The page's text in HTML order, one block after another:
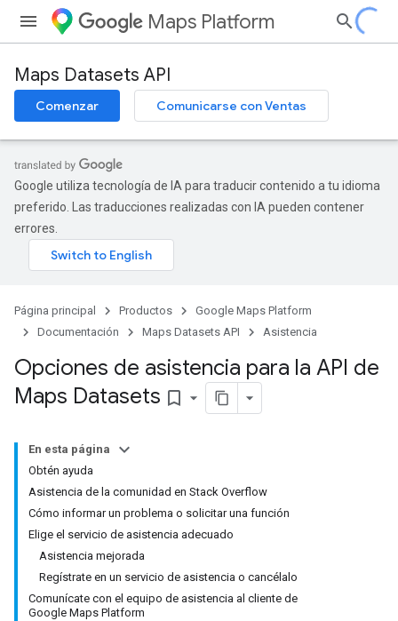
Maps Platform
Maps Datasets API
Comenzar Comunicarse con Ventas
Google utiliza tecnología de IA para traducir contenido a tu idioma
preferido. Las traducciones realizadas con IA pueden contener
errores.
Página principal Productos
Google Maps Platform
Documentación
Maps Datasets API Asistencia
Opciones de asistencia para la API de
Maps Datasets bookmark_border
En esta página
Obtén ayuda
Asistencia de la comunidad en Stack Overflow
Cómo informar un problema o solicitar una función
Elige el servicio de asistencia adecuado
Asistencia mejorada
Regístrate en un servicio de asistencia o cancélalo
Comunícate con el equipo de asistencia al cliente de
Google Maps Platform